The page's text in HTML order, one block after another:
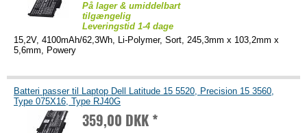
På lager & umiddelbart
tilgængelig
Leveringstid 1-4 dage
15,2V, 4100mAh/62,3Wh, Li-Polymer, Sort, 245,3mm x 103,2mm x
5,6mm, Powery
Batteri passer til Laptop Dell Latitude 15 5520, Precision 15 3560,
Type 075X16, Type RJ40G
359,00 DKK *